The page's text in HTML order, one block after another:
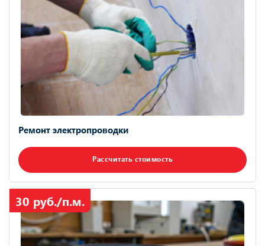
Ремонт электропроводки
Рассчитать стоимость
30 руб./п.м.